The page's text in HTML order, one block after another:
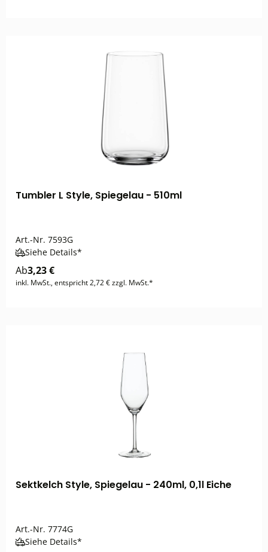
Tumbler L Style, Spiegelau - 510ml
Art.-Nr. 7593G
Siehe Details*
Ab3,23 €
inkl. MwSt., entspricht 2,72 € zzgl. MwSt.*
Sektkelch Style, Spiegelau - 240ml, 0,1l Eiche
Art.-Nr. 7774G
Siehe Details*